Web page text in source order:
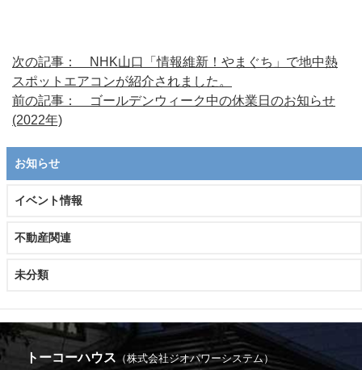
次の記事： NHK山口「情報維新！やまぐち」で地中熱
スポットエアコンが紹介されました。
前の記事： ゴールデンウィーク中の休業日のお知らせ
(2022年)
お知らせ
イベント情報
不動産関連
未分類
トーコーハウス （株式会社ジオパワーシステム）